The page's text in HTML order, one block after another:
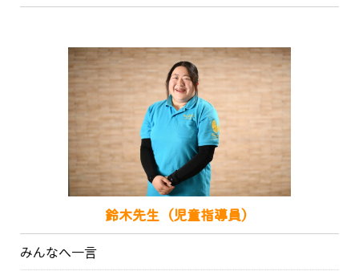
鈴木先生（児童指導員）
みんなへ一言